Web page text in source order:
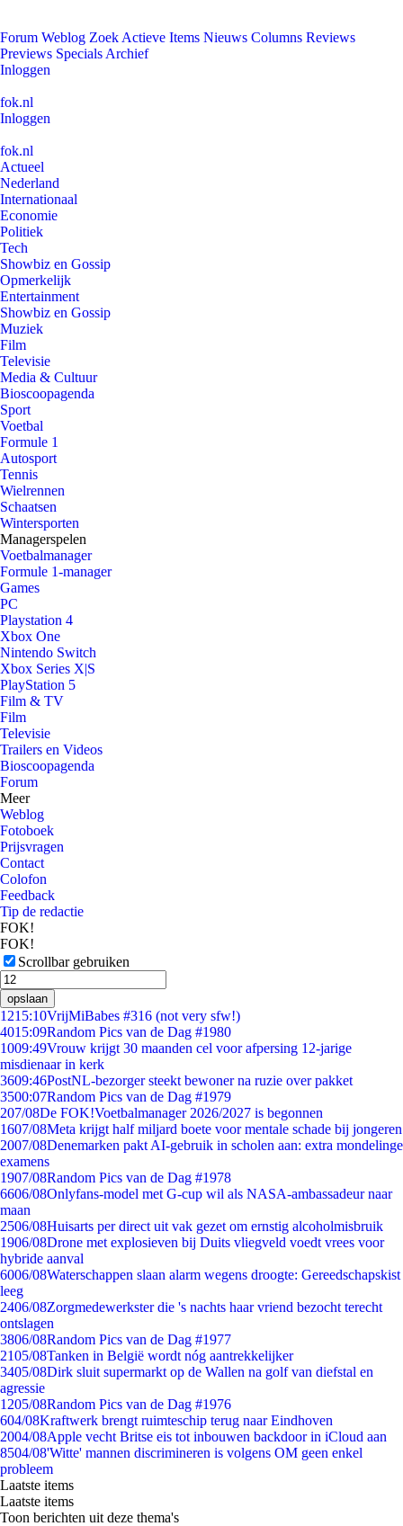
Forum Weblog Zoek Actieve Items Nieuws Columns Reviews
Previews Specials Archief
Inloggen
fok.nl
Inloggen
fok.nl
Actueel
Nederland
Internationaal
Economie
Politiek
Tech
Showbiz en Gossip
Opmerkelijk
Entertainment
Showbiz en Gossip
Muziek
Film
Televisie
Media & Cultuur
Bioscoopagenda
Sport
Voetbal
Formule 1
Autosport
Tennis
Wielrennen
Schaatsen
Wintersporten
Managerspelen
Voetbalmanager
Formule 1-manager
Games
PC
Playstation 4
Xbox One
Nintendo Switch
Xbox Series X|S
PlayStation 5
Film & TV
Film
Televisie
Trailers en Videos
Bioscoopagenda
Forum
Meer
Weblog
Fotoboek
Prijsvragen
Contact
Colofon
Feedback
Tip de redactie
FOK!
FOK!
Scrollbar gebruiken
opslaan
1215:10VrijMiBabes #316 (not very sfw!)
4015:09Random Pics van de Dag #1980
1009:49Vrouw krijgt 30 maanden cel voor afpersing 12-jarige
misdienaar in kerk
3609:46PostNL-bezorger steekt bewoner na ruzie over pakket
3500:07Random Pics van de Dag #1979
207/08De FOK!Voetbalmanager 2026/2027 is begonnen
1607/08Meta krijgt half miljard boete voor mentale schade bij jongeren
2007/08Denemarken pakt AI-gebruik in scholen aan: extra mondelinge
examens
1907/08Random Pics van de Dag #1978
6606/08Onlyfans-model met G-cup wil als NASA-ambassadeur naar
maan
2506/08Huisarts per direct uit vak gezet om ernstig alcoholmisbruik
1906/08Drone met explosieven bij Duits vliegveld voedt vrees voor
hybride aanval
6006/08Waterschappen slaan alarm wegens droogte: Gereedschapskist
leeg
2406/08Zorgmedewerkster die 's nachts haar vriend bezocht terecht
ontslagen
3806/08Random Pics van de Dag #1977
2105/08Tanken in België wordt nóg aantrekkelijker
3405/08Dirk sluit supermarkt op de Wallen na golf van diefstal en
agressie
1205/08Random Pics van de Dag #1976
604/08Kraftwerk brengt ruimteschip terug naar Eindhoven
2004/08Apple vecht Britse eis tot inbouwen backdoor in iCloud aan
8504/08'Witte' mannen discrimineren is volgens OM geen enkel
probleem
Laatste items
Laatste items
Toon berichten uit deze thema's